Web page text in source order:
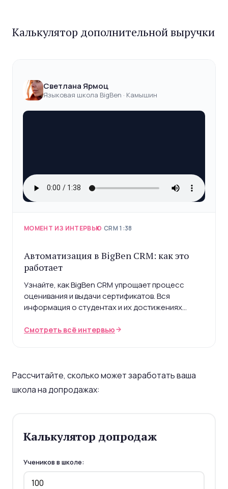
Калькулятор дополнительной выручки
Светлана Ярмоц
Языковая школа BigBen · Камышин
МОМЕНТ ИЗ ИНТЕРВЬЮ·CRM·1:38
Автоматизация в BigBen CRM: как это
работает
Узнайте, как BigBen CRM упрощает процесс
оценивания и выдачи сертификатов. Вся
информация о студентах и их достижениях
Смотреть всё интервью
Рассчитайте, сколько может заработать ваша
школа на допродажах:
Калькулятор допродаж
Учеников в школе: